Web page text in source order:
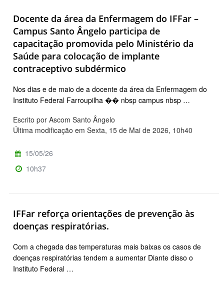
Docente da área da Enfermagem do IFFar –
Campus Santo Ângelo participa de
capacitação promovida pelo Ministério da
Saúde para colocação de implante
contraceptivo subdérmico
Nos dias e de maio de a docente da área da Enfermagem do
Instituto Federal Farroupilha �� nbsp campus nbsp …
Escrito por Ascom Santo Ângelo
Última modificação em Sexta, 15 de Mai de 2026, 10h40
15/05/26
10h37
IFFar reforça orientações de prevenção às
doenças respiratórias.
Com a chegada das temperaturas mais baixas os casos de
doenças respiratórias tendem a aumentar Diante disso o
Instituto Federal …